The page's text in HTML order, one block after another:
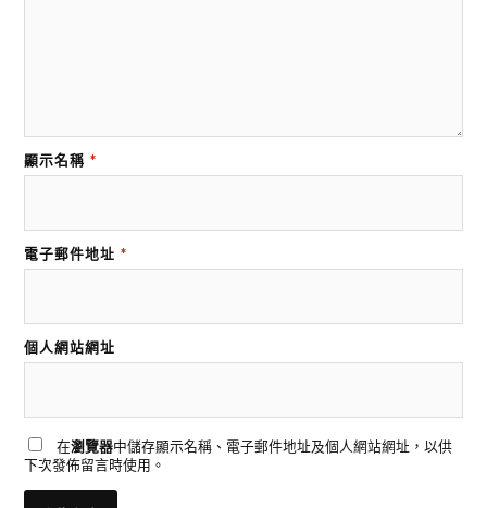
顯示名稱 *
電子郵件地址 *
個人網站網址
在瀏覽器中儲存顯示名稱、電子郵件地址及個人網站網址，以供
下次發佈留言時使用。